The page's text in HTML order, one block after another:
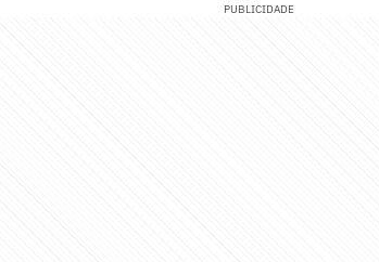
PUBLICIDADE